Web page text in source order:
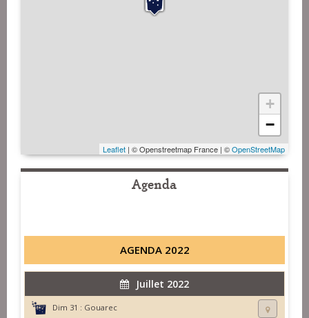
+
−
Leaflet | © Openstreetmap France | ©OpenStreetMap
Agenda
AGENDA 2022
Juillet 2022
Dim 31 : Gouarec